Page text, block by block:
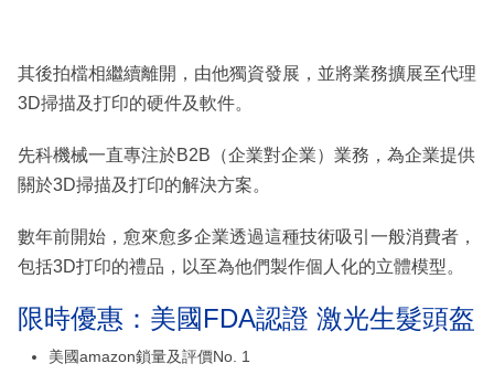
其後拍檔相繼續離開，由他獨資發展，並將業務擴展至代理
3D掃描及打印的硬件及軟件。
先科機械一直專注於B2B（企業對企業）業務，為企業提供
關於3D掃描及打印的解決方案。
數年前開始，愈來愈多企業透過這種技術吸引一般消費者，
包括3D打印的禮品，以至為他們製作個人化的立體模型。
限時優惠：美國FDA認證 激光生髮頭盔
美國amazon鎖量及評價No. 1